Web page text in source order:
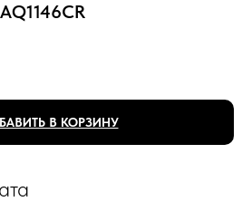
В КОРЗИНУ